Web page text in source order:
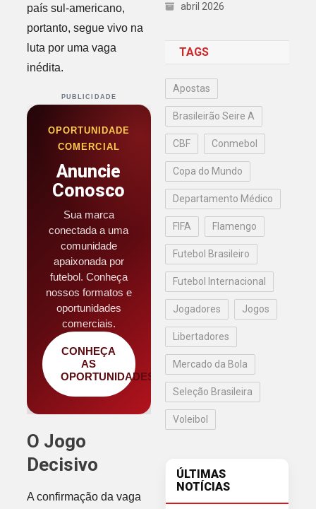
país sul-americano,
portanto, segue vivo na
luta por uma vaga
inédita.
PUBLICIDADE
OPORTUNIDADE
COMERCIAL
Anuncie
Conosco
Sua marca
conectada a uma
comunidade
apaixonada por
futebol. Conheça
nossos formatos e
oportunidades
comerciais.
CONHEÇA
AS
OPORTUNIDADES
O Jogo
Decisivo
A confirmação da vaga
abril 2026
TAGS
Apostas
Brasileirão Seire A
CBF Conmebol
Copa do Mundo
Departamento Médico
FIFA Flamengo
Futebol Brasileiro
Futebol Internacional
Jogadores Jogos
Libertadores
Mercado da Bola
Seleção Brasileira
Voleibol
ÚLTIMAS
NOTÍCIAS